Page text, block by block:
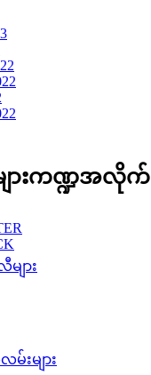
များကဏ္ဍအလိုက်
ျား
းများ